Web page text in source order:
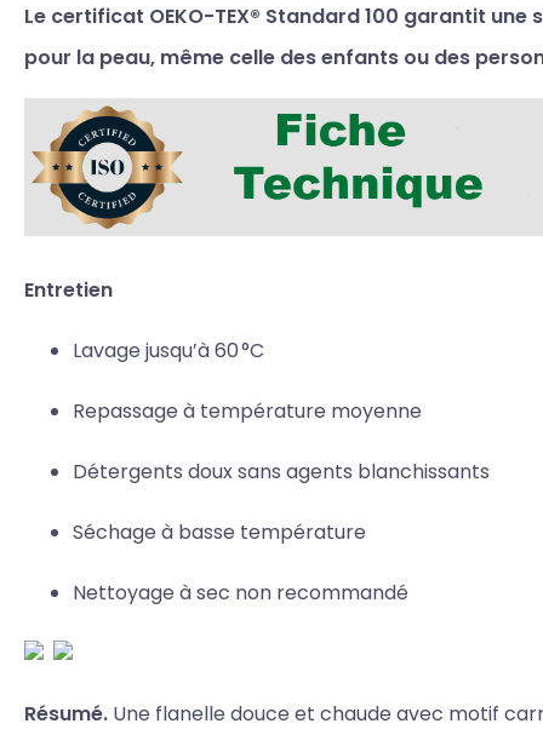
Le certificat OEKO-TEX® Standard 100 garantit une
pour la peau, même celle des enfants ou des
Entretien
Lavage jusqu’à 60 °C
Repassage à température moyenne
Détergents doux sans agents blanchissants
Séchage à basse température
Nettoyage à sec non recommandé
Résumé. Une flanelle douce et chaude avec motif